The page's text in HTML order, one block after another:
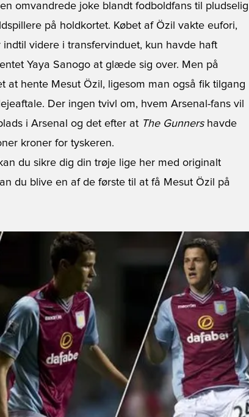
omvandrede joke blandt fodboldfans til pludselig
på holdkortet. Købet af Özil vakte eufori,
videre i transfervinduet, kun havde haft
Yaya Sanogo at glæde sig over. Men på
at hente Mesut Özil, ligesom man også fik tilgang
Der ingen tvivl om, hvem Arsenal-fans vil
i Arsenal og det efter at The Gunnershavde
kroner for tyskeren.
du sikre dig din trøje lige her med originalt
du blive en af de første til at få Mesut Özil på